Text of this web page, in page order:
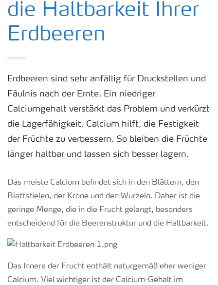
Düngemittel
Tools & Services
die Haltbarkeit Ihrer
Erdbeeren
Erdbeeren sind sehr anfällig für Druckstellen und
Fäulnis nach der Ernte. Ein niedriger
Calciumgehalt verstärkt das Problem und verkürzt
die Lagerfähigkeit. Calcium hilft, die Festigkeit
der Früchte zu verbessern. So bleiben die Früchte
länger haltbar und lassen sich besser lagern.
Das meiste Calcium befindet sich in den Blättern, den
Blattstielen, der Krone und den Wurzeln. Daher ist die
geringe Menge, die in die Frucht gelangt, besonders
entscheidend für die Beerenstruktur und die Haltbarkeit.
Das Innere der Frucht enthält naturgemäß eher weniger
Calcium. Viel wichtiger ist der Calcium-Gehalt im